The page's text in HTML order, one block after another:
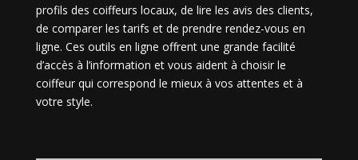
profils des coiffeurs locaux, de lire les avis des clients,
de comparer les tarifs et de prendre rendez-vous en
ligne. Ces outils en ligne offrent une grande facilité
d’accès à l’information et vous aident à choisir le
coiffeur qui correspond le mieux à vos attentes et à
votre style.